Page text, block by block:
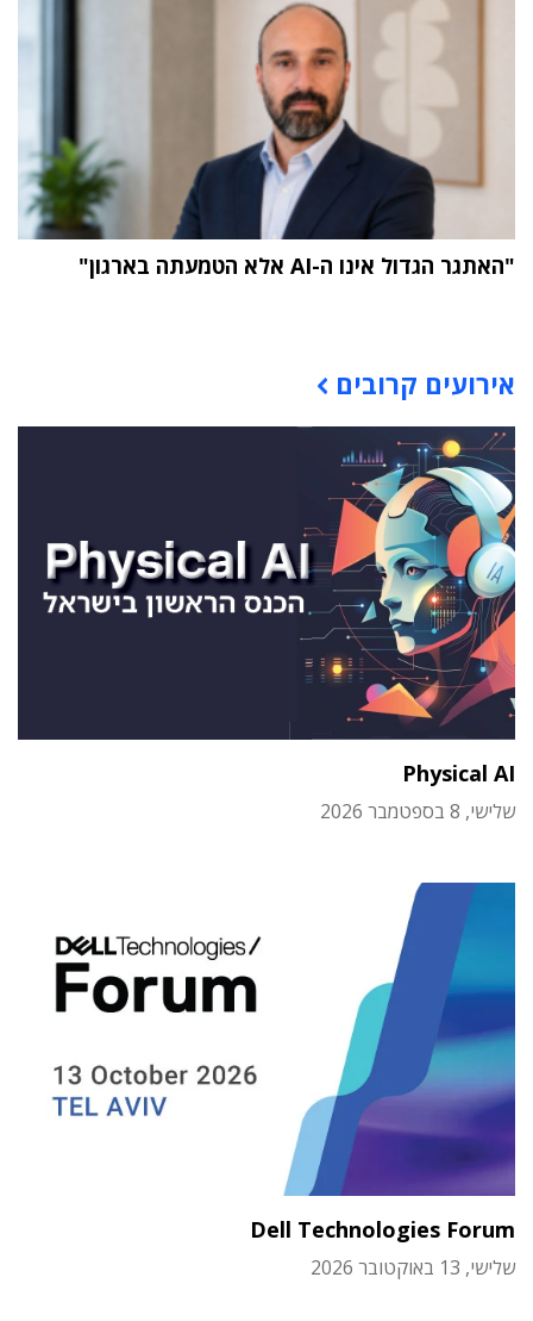
"האתגר הגדול אינו ה-AI אלא הטמעתה בארגון"
אירועים קרובים
Physical AI
שלישי, 8 בספטמבר 2026
Dell Technologies Forum
שלישי, 13 באוקטובר 2026